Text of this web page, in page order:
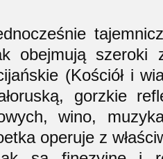
obejmują
(Kościół i
gorzkie
wino,
operuje z